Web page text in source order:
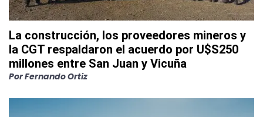
La construcción, los proveedores mineros y
la CGT respaldaron el acuerdo por U$S250
millones entre San Juan y Vicuña
PorFernando Ortiz